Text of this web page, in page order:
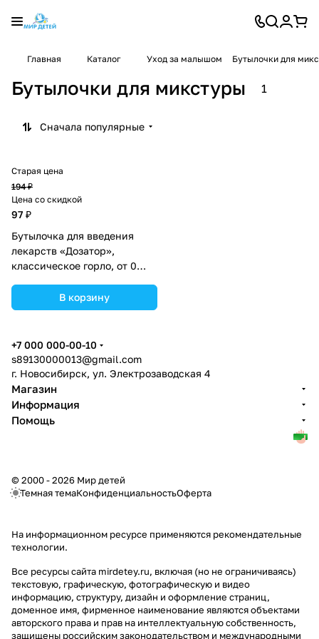
Главная Каталог Уход за малышом Бутылочки для
Бутылочки для микстуры 1
Сначала популярные
Старая цена
194 ₽
Цена со скидкой
97 ₽
Бутылочка для введения
лекарств «Дозатор»,
классическое горло, от 0
(№2825269).В корзину
+7 000 000-00-10
s89130000013@gmail.com
г. Новосибирск, ул. Электрозаводская 4
Магазин
Информация
Помощь
© 2000 - 2026 Мир детей
Темная темаКонфиденциальностьОферта
На информационном ресурсе применяются рекомендательные
технологии.
Все ресурсы сайта mirdetey.ru, включая (но не ограничиваясь)
текстовую, графическую, фотографическую и видео
информацию, структуру, дизайн и оформление страниц,
доменное имя, фирменное наименование являются объектами
авторского права и прав на интеллектуальную собственность,
защищены российским законодательством и международными